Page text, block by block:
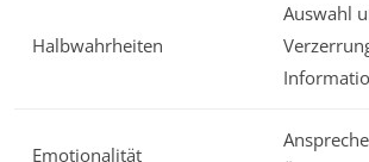
Halbwahrheiten
Auswahl
Emotionalität